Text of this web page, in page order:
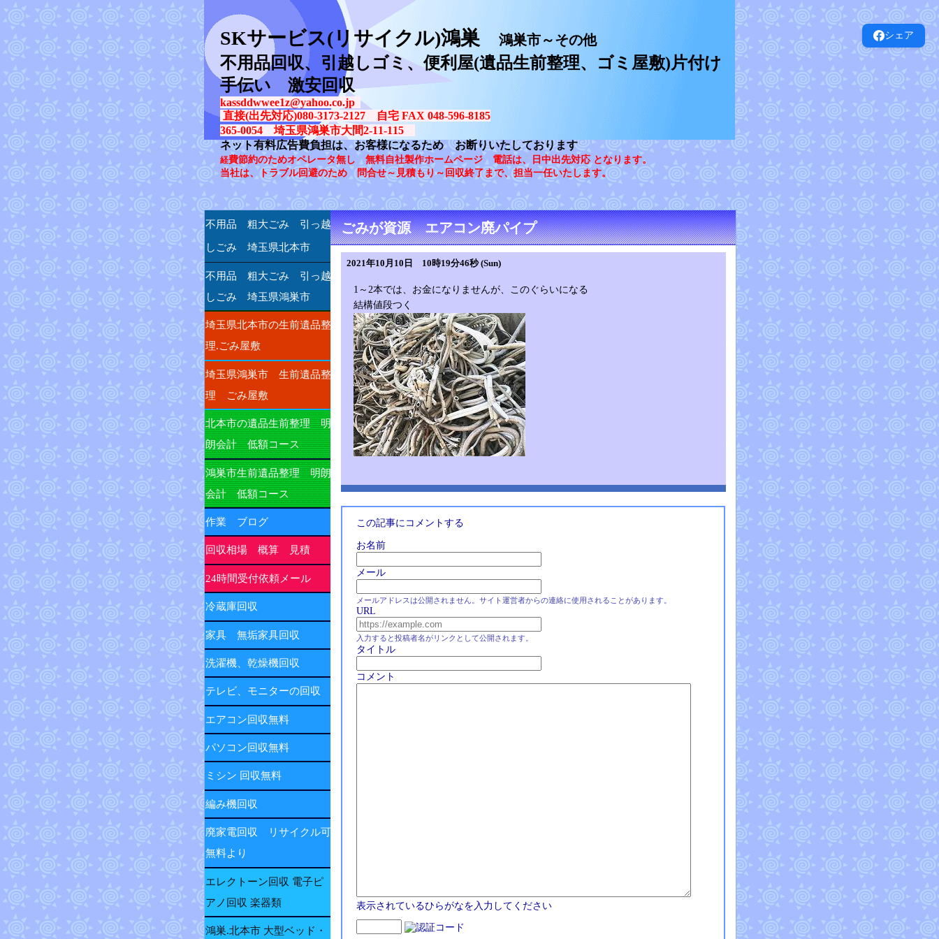
シェア
SKサービス(リサイクル)鴻巣 鴻巣市～その他
不用品回収、引越しゴミ、便利屋(遺品生前整理、ゴミ屋敷)片付け
手伝い 激安回収
kassddwwee1z@yahoo.co.jp
直接(出先対応)080-3173-2127 自宅 FAX 048-596-8185
365-0054 埼玉県鴻巣市大間2-11-115
ネット有料広告費負担は、お客様になるため お断りいたしております
経費節約のためオペレータ無し 無料自社製作ホームページ 電話は、日中出先対応 となります。
当社は、トラブル回避のため 問合せ～見積もり～回収終了まで、担当一任いたします。
ごみが資源 エアコン廃パイプ
2021年10月10日 10時19分46秒 (Sun)
1～2本では、お金になりませんが、このぐらいになる
結構値段つく
この記事にコメントする
お名前
メール
メールアドレスは公開されません。サイト運営者からの連絡に使用されることがあります。
URL
入力すると投稿者名がリンクとして公開されます。
タイトル
コメント
表示されているひらがなを入力してください
不用品 粗大ごみ 引っ越
しごみ 埼玉県北本市
不用品 粗大ごみ 引っ越
しごみ 埼玉県鴻巣市
埼玉県北本市の生前遺品整
理.ごみ屋敷
埼玉県鴻巣市 生前遺品整
理 ごみ屋敷
北本市の遺品生前整理 明
朗会計 低額コース
鴻巣市生前遺品整理 明朗
会計 低額コース
作業 ブログ
回収相場 概算 見積
24時間受付依頼メール
冷蔵庫回収
家具 無垢家具回収
洗濯機、乾燥機回収
テレビ、モニターの回収
エアコン回収無料
パソコン回収無料
ミシン 回収無料
編み機回収
廃家電回収 リサイクル可
無料より
エレクトーン回収 電子ピ
アノ回収 楽器類
鴻巣.北本市 大型ベッド・